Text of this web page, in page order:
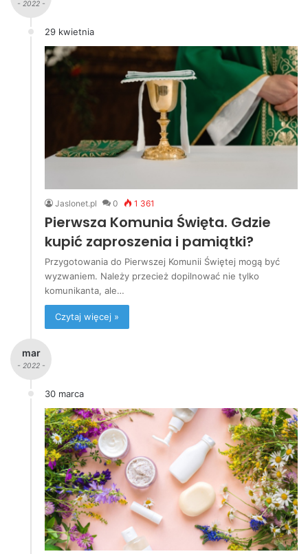
- 2022 -
29 kwietnia
Jaslonet.pl 0 1 361
Pierwsza Komunia Święta. Gdzie
kupić zaproszenia i pamiątki?
Przygotowania do Pierwszej Komunii Świętej mogą być
wyzwaniem. Należy przecież dopilnować nie tylko
komunikanta, ale…
Czytaj więcej »
mar
- 2022 -
30 marca